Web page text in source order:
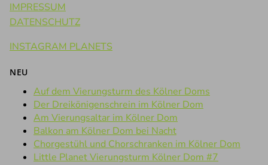
IMPRESSUM
DATENSCHUTZ
INSTAGRAM PLANETS
NEU
Auf dem Vierungsturm des Kölner Doms
Der Dreikönigenschrein im Kölner Dom
Am Vierungsaltar im Kölner Dom
Balkon am Kölner Dom bei Nacht
Chorgestühl und Chorschranken im Kölner Dom
Little Planet Vierungsturm Kölner Dom #7